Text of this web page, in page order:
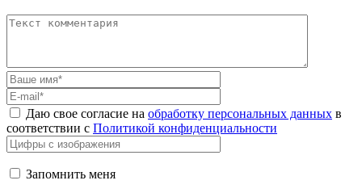
Даю свое согласие на обработку персональных данных в
соответствии с Политикой конфиденциальности
Запомнить меня